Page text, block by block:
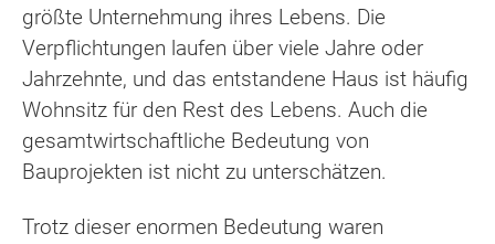
größte Unternehmung ihres Lebens. Die
Verpflichtungen laufen über viele Jahre oder
Jahrzehnte, und das entstandene Haus ist häufig
Wohnsitz für den Rest des Lebens. Auch die
gesamtwirtschaftliche Bedeutung von
Bauprojekten ist nicht zu unterschätzen.
Trotz dieser enormen Bedeutung waren